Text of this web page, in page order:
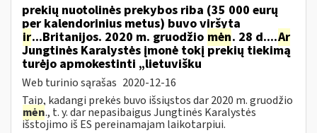
prekių nuotolinės prekybos riba (35 000 eurų
per kalendorinius metus) buvo viršyta
ir...Britanijos. 2020 m. gruodžio mėn. 28 d....Ar
Jungtinės Karalystės įmonė tokį prekių tiekimą
turėjo apmokestinti „lietuvišku
Web turinio sąrašas 2020-12-16
Taip, kadangi prekės buvo išsiųstos dar 2020 m. gruodžio
mėn., t. y. dar nepasibaigus Jungtinės Karalystės
išstojimo iš ES pereinamajam laikotarpiui.